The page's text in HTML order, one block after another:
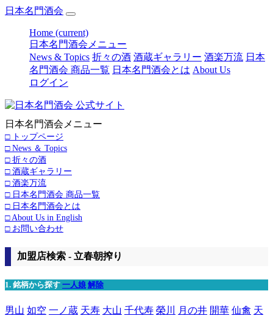
日本名門酒会
Home (current)
日本名門酒会メニュー
News & Topics 折々の酒 酒蔵ギャラリー 酒楽万流 日本
名門酒会 商品一覧 日本名門酒会とは About Us
ログイン
日本名門酒会メニュー
□ トップページ
□ News ＆ Topics
□ 折々の酒
□ 酒蔵ギャラリー
□ 酒楽万流
□ 日本名門酒会 商品一覧
□ 日本名門酒会とは
□ About Us in English
□ お問い合わせ
加盟店検索 - 立春朝搾り
1. 銘柄から探す 一人娘 解除
男山 如空 一ノ蔵 天寿 大山 千代寿 榮川 月の井 開華 仙禽 天